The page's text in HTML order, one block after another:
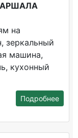
на
зеркальный
машина,
кухонный
Подробнее